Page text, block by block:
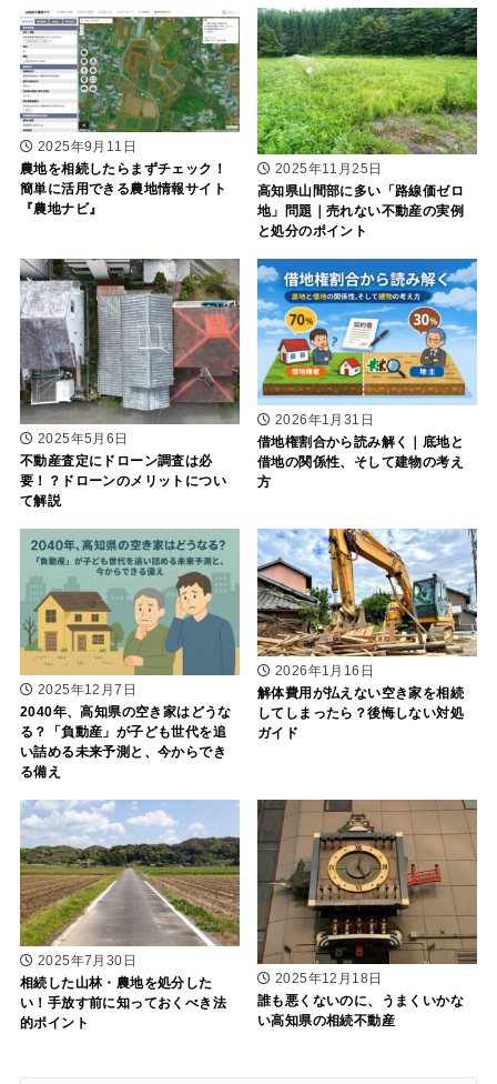
2025年9月11日
農地を相続したらまずチェック！
簡単に活用できる農地情報サイト
『農地ナビ』
2025年11月25日
高知県山間部に多い「路線価ゼロ
地」問題｜売れない不動産の実例
と処分のポイント
2025年5月6日
不動産査定にドローン調査は必
要！？ドローンのメリットについ
て解説
2026年1月31日
借地権割合から読み解く｜底地と
借地の関係性、そして建物の考え
方
2025年12月7日
2040年、高知県の空き家はどうな
る？「負動産」が子ども世代を追
い詰める未来予測と、今からでき
る備え
2026年1月16日
解体費用が払えない空き家を相続
してしまったら？後悔しない対処
ガイド
2025年7月30日
相続した山林・農地を処分した
い！手放す前に知っておくべき法
的ポイント
2025年12月18日
誰も悪くないのに、うまくいかな
い高知県の相続不動産